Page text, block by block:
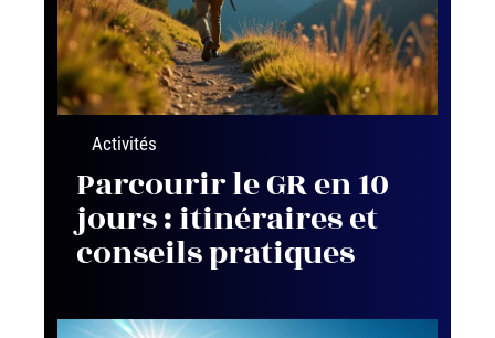
Activités
Parcourir le GR en 10
jours : itinéraires et
conseils pratiques